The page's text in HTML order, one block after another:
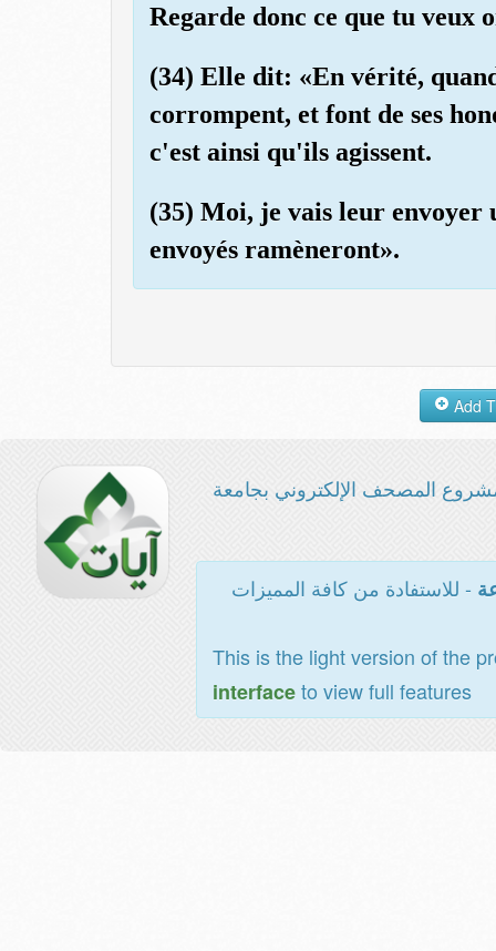
Regarde donc ce que tu veux
(34) Elle dit: «En vérité,
corrompent, et font de ses
c'est ainsi qu'ils agissent.
(35) Moi, je vais leur envoyer
envoyés ramèneront».
المصحف الإلكتروني بجامعة
- للاستفادة من كافة المميزات
This is the light version of the
interfaceto view full features